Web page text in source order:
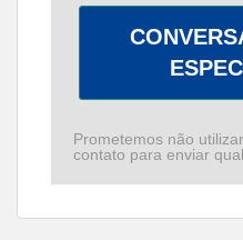
Prometemos não
contato para enviar